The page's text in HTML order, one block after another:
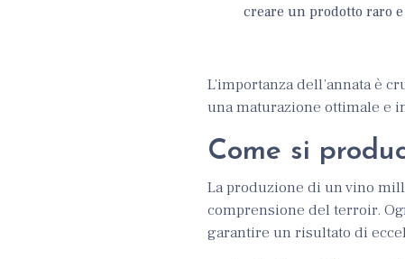
creare un prodotto raro
L’importanza dell’annata è
una maturazione ottimale e
Come si
La produzione di un vino
comprensione del terroir.
garantire un risultato di